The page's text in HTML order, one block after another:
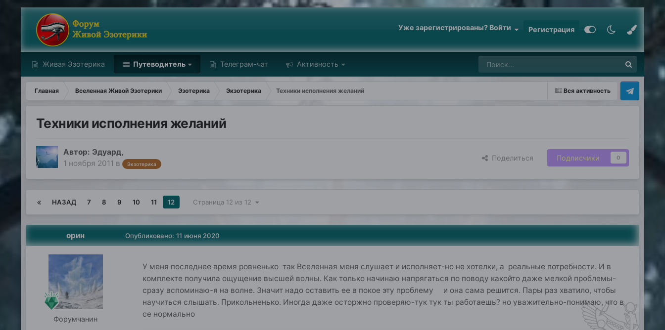
Уже зарегистрированы? Войти Регистрация
Живая Эзотерика Путеводитель Телеграм-чат Активность
Вся активность
Главная Вселенная Живой Эзотерики Эзотерика Экзотерика Техники исполнения желаний
Техники исполнения желаний
Автор: Эдуард,
1 ноября 2011 в Экзотерика
Поделиться Подписчики 0
НАЗАД 7 8 9 10 11 12 Страница 12 из 12
орин
Форумчанин
Опубликовано: 11 июня 2020
У меня последнее время ровненько так Вселенная меня слушает и исполняет-но не хотелки, а реальные потребности. И в
комплекте получила ощущение высшей волны. Как только начинаю напрягаться по поводу какойто даже мелкой проблемы-
сразу вспоминаю-я на волне. Значит надо оставить ее в покое эту проблему и она сама решится. Пары раз хватило, чтобы
научиться слышать. Прикольненько. Иногда даже осторжно проверяю-тук тук ты работаешь? но уважительно-понимаю, что в
се нормально